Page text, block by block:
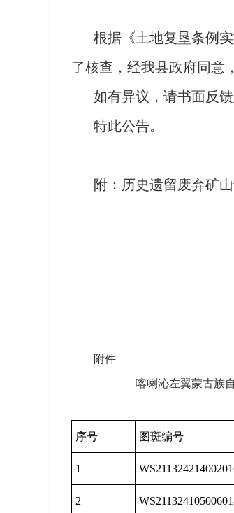
根据《土地复垦条例
了核查，经我县政府同意
如有异议，请书面反
特此公告。
附：历史遗留废弃矿
附件
喀喇沁左翼蒙古族自治
序号 图斑编号
1
2